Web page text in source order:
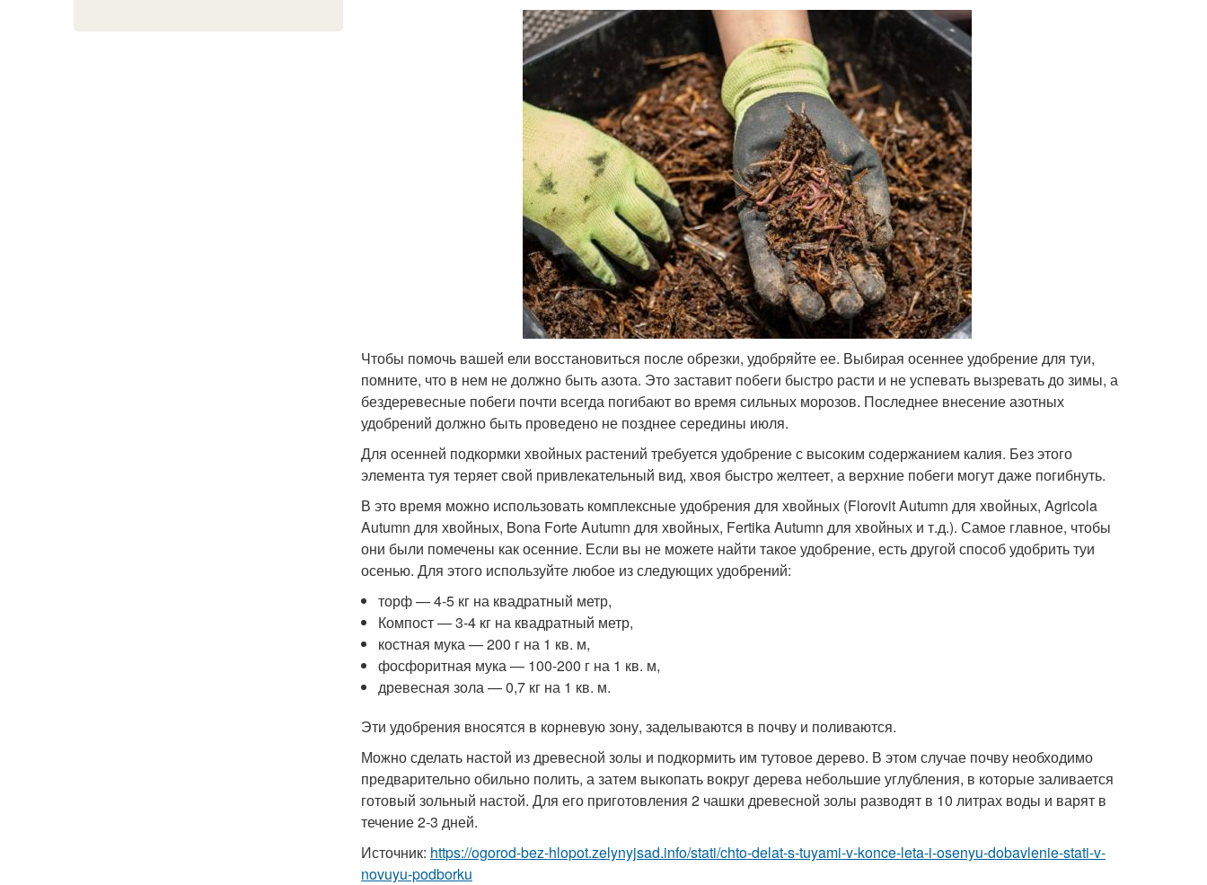
Чтобы помочь вашей ели восстановиться после обрезки, удобряйте ее. Выбирая осеннее удобрение для туи,
помните, что в нем не должно быть азота. Это заставит побеги быстро расти и не успевать вызревать до зимы, а
бездеревесные побеги почти всегда погибают во время сильных морозов. Последнее внесение азотных
удобрений должно быть проведено не позднее середины июля.
Для осенней подкормки хвойных растений требуется удобрение с высоким содержанием калия. Без этого
элемента туя теряет свой привлекательный вид, хвоя быстро желтеет, а верхние побеги могут даже погибнуть.
В это время можно использовать комплексные удобрения для хвойных (Florovit Autumn для хвойных, Agricola
Autumn для хвойных, Bona Forte Autumn для хвойных, Fertika Autumn для хвойных и т.д.). Самое главное, чтобы
они были помечены как осенние. Если вы не можете найти такое удобрение, есть другой способ удобрить туи
осенью. Для этого используйте любое из следующих удобрений:
торф — 4-5 кг на квадратный метр,
Компост — 3-4 кг на квадратный метр,
костная мука — 200 г на 1 кв. м,
фосфоритная мука — 100-200 г на 1 кв. м,
древесная зола — 0,7 кг на 1 кв. м.
Эти удобрения вносятся в корневую зону, заделываются в почву и поливаются.
Можно сделать настой из древесной золы и подкормить им тутовое дерево. В этом случае почву необходимо
предварительно обильно полить, а затем выкопать вокруг дерева небольшие углубления, в которые заливается
готовый зольный настой. Для его приготовления 2 чашки древесной золы разводят в 10 литрах воды и варят в
течение 2-3 дней.
Источник: https://ogorod-bez-hlopot.zelynyjsad.info/stati/chto-delat-s-tuyami-v-konce-leta-i-osenyu-dobavlenie-stati-v-
novuyu-podborku